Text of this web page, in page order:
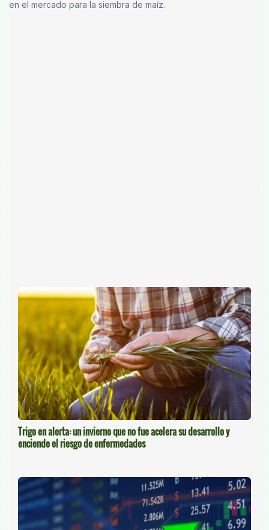
en el mercado para la siembra de maíz.
Trigo en alerta: un invierno que no fue acelera su desarrollo y
enciende el riesgo de enfermedades